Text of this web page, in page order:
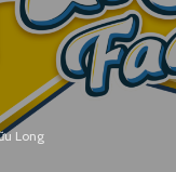
Long